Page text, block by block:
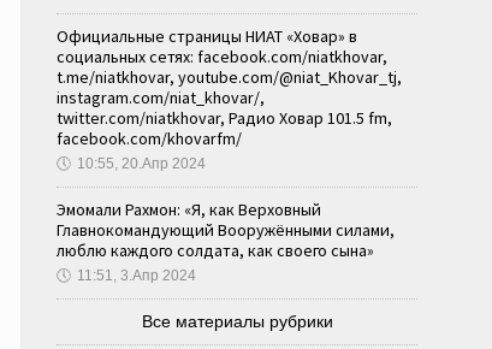
Официальные страницы НИАТ «Ховар» в
социальных сетях: facebook.com/niatkhovar,
t.me/niatkhovar, youtube.com/@niat_Khovar_tj,
instagram.com/niat_khovar/,
twitter.com/niatkhovar, Радио Ховар 101.5 fm,
facebook.com/khovarfm/
🕔 10:55, 20.Апр 2024
Эмомали Рахмон: «Я, как Верховный
Главнокомандующий Вооружёнными силами,
люблю каждого солдата, как своего сына»
🕔 11:51, 3.Апр 2024
Все материалы рубрики